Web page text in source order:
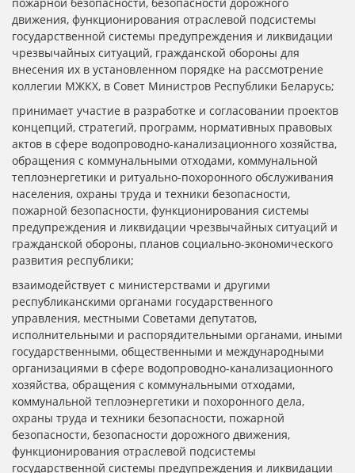
движения, функционирования отраслевой подсистемы
государственной системы предупреждения и ликвидации
чрезвычайных ситуаций, гражданской обороны для
внесения их в установленном порядке на рассмотрение
коллегии МЖКХ, в Совет Министров Республики Беларусь;
принимает участие в разработке и согласовании проектов
концепций, стратегий, программ, нормативных правовых
актов в сфере водопроводно-канализационного хозяйства,
обращения с коммунальными отходами, коммунальной
теплоэнергетики и ритуально-похоронного обслуживания
населения, охраны труда и техники безопасности,
пожарной безопасности, функционирования системы
предупреждения и ликвидации чрезвычайных ситуаций и
гражданской обороны, планов социально-экономического
развития республики;
взаимодействует с министерствами и другими
республиканскими органами государственного
управления, местными Советами депутатов,
исполнительными и распорядительными органами, иными
государственными, общественными и международными
организациями в сфере водопроводно-канализационного
хозяйства, обращения с коммунальными отходами,
коммунальной теплоэнергетики и похоронного дела,
охраны труда и техники безопасности, пожарной
безопасности, безопасности дорожного движения,
функционирования отраслевой подсистемы
государственной системы предупреждения и ликвидации